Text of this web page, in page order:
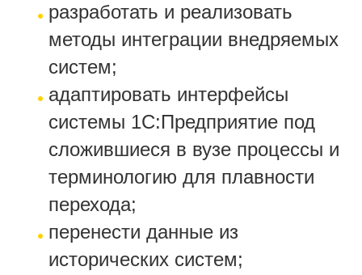
разработать и реализовать
методы интеграции внедряемых
систем;
адаптировать интерфейсы
системы 1С:Предприятие под
сложившиеся в вузе процессы и
терминологию для плавности
перехода;
перенести данные из
исторических систем;